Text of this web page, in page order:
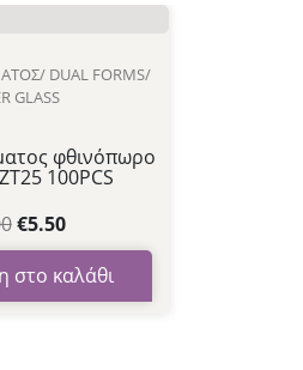
DUAL FORMS/
GLASS
φθινόπωρο
100PCS
€5.50
στο καλάθι